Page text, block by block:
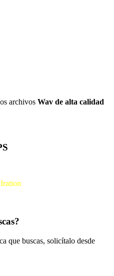
archivos Wav de alta calidad
que buscas, solicítalo desde